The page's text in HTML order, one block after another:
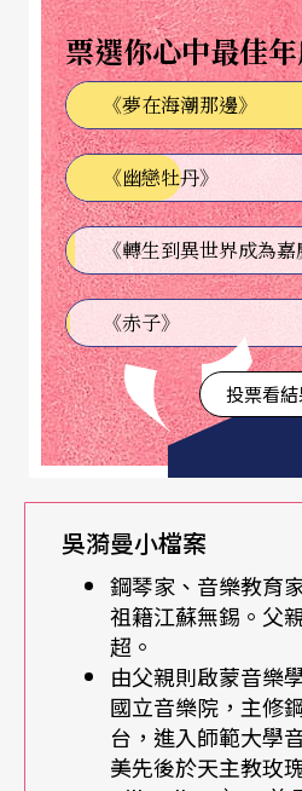
來，她更是欣喜異常，好幾
乎吳老師並不記得之前他曾
還對幫傭說“He came
吳老師看起來非常快樂，告
我」——但她記得我曾經來
那麼危急讓人擔憂。但那天
恢復了生病前的模樣，幽
魏樂富正巧帶著iPad，他一
滋老師新創建的英文維基百
pedia.org/wiki/
會正好能把搜尋到的網頁
是要出書，魏樂富解釋了很
解，只說眼睛看不清楚網頁
這時她大聲叫著看護和幫傭
前的樣子！」兩位女孩看了
前是大美女啊！」吳老師聽
開玩笑的本性，笑著說：「
票選你心中最佳
《夢在海潮那邊》
《幽戀牡丹》
《赤子》
投票看
吳漪曼小檔案
鋼琴家、音樂教育
祖籍江蘇無錫。父
超。
由父親則啟蒙音樂
國立音樂院，主修
台，進入師範大學
美先後於天主教玫